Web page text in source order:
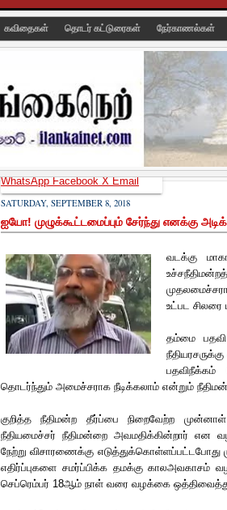
கவிதைகள் தொடர் கட்டுரைகள் நேர்காணல்கள்
SATURDAY, SEPTEMBER 8, 2018
ஐயோ! முழுக்கூட்டமைப்பும் சேர்ந்து எனக்கு
வடக்கு
உட்பட சிலரை
தம்மை
தொடர்ந்தும் அமைச்சராக நீடிக்கலாம் என்றும்
குறித்த நீதிமன்ற தீர்ப்பை நிறைவேற்ற
நீதியமைச்சர் நீதிமன்றை அவமதிக்கின்றார் என
நேற்று விசாரணைக்கு
எதிர்ப்புகளை சமர்ப்பிக்க தமக்கு காலஅவகாசம்
செப்ரெம்பர் 18ஆம் நாள் வரை வழக்கை
WhatsAppFacebookXEmail